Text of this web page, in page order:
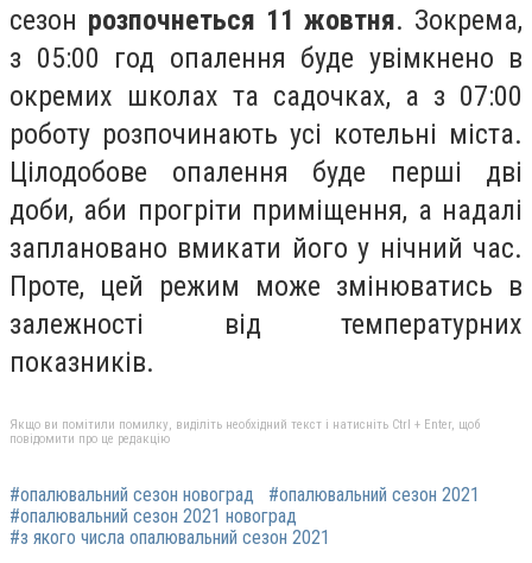
сезон розпочнеться 11 жовтня. Зокрема,
з 05:00 год опалення буде увімкнено в
окремих школах та садочках, а з 07:00
роботу розпочинають усі котельні міста.
Цілодобове опалення буде перші дві
доби, аби прогріти приміщення, а надалі
заплановано вмикати його у нічний час.
Проте, цей режим може змінюватись в
залежності від температурних
показників.
Якщо ви помітили помилку, виділіть необхідний текст і натисніть Ctrl + Enter, щоб
повідомити про це редакцію
#опалювальний сезон новоград
#опалювальний сезон 2021
#опалювальний сезон 2021 новоград
#з якого числа опалювальний сезон 2021